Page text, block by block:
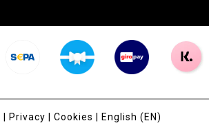
Privacy Cookies
English (EN)